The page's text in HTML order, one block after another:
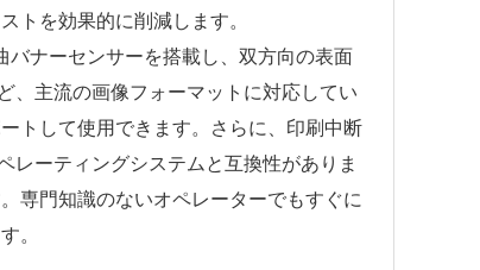
トを効果的に削減します。
ーセンサーを搭載し、双方向の表面
、主流の画像フォーマットに対応してい
トして使用できます。さらに、印刷中断
レーティングシステムと互換性がありま
専門知識のないオペレーターでもすぐに
。